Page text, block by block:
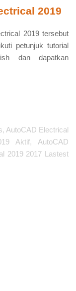
2019
2019 tersebut
petunjuk tutorial
dan dapatkan
AutoCAD Electrical
Aktif, AutoCAD
2019 2017 Lastest